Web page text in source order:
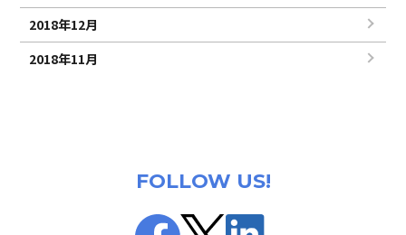
2018年12月
2018年11月
FOLLOW US!